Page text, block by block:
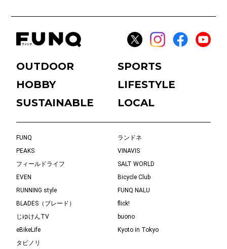
OUTDOOR
SPORTS
HOBBY
LIFESTYLE
SUSTAINABLE
LOCAL
FUNQ
ランドネ
PEAKS
VINAVIS
フィールドライフ
SALT WORLD
EVEN
Bicycle Club
RUNNING style
FUNQ NALU
BLADES（ブレード）
flick!
じゆけんTV
buono
eBikeLife
Kyoto in Tokyo
タビノリ